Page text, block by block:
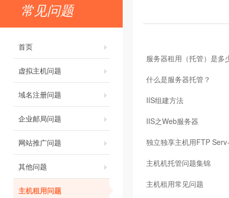
常见问题
首页
虚拟主机问题
域名注册问题
企业邮局问题
网站推广问题
其他问题
主机租用问题
服务器租用（托管）是多
什么是服务器托管？
IIS组建方法
IIS之Web服务器
独立独享主机用FTP
主机机托管问题集锦
主机租用常见问题